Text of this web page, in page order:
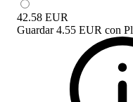
42.58 EUR
Guardar 4.55 EUR con